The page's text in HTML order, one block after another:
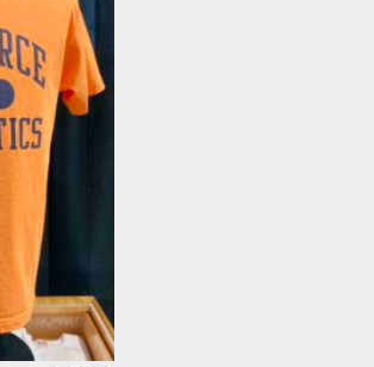
Wunschliste
hinzufügen